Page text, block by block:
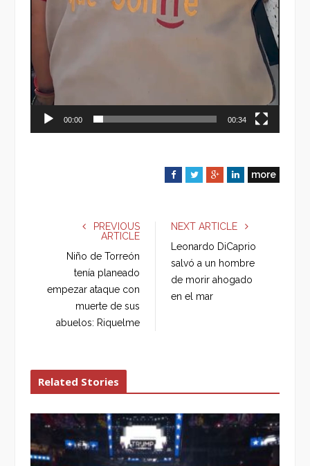
00:00 00:34
F
e
o
k
T
r
G
g
+
L
d
I
n
more
PREVIOUS
ARTICLE
Niño de Torreón
tenía planeado
empezar ataque con
muerte de sus
abuelos: Riquelme
NEXT ARTICLE
Leonardo DiCaprio
salvó a un hombre
de morir ahogado
en el mar
Related Stories